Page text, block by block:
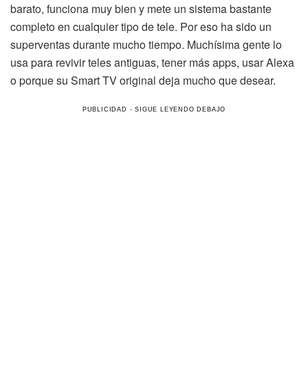
barato, funciona muy bien y mete un sistema bastante
completo en cualquier tipo de tele. Por eso ha sido un
superventas durante mucho tiempo. Muchísima gente lo
usa para revivir teles antiguas, tener más apps, usar Alexa
o porque su Smart TV original deja mucho que desear.